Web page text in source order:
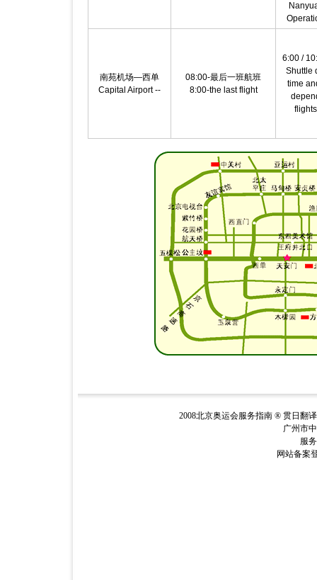
南苑机场—西单
Capital Airport --
08:00-最后一班航班
8:00-the last flight
6:00 /
Shuttle
time
2008北京奥运会服务指南 ® 贯日翻
广州市
服
网站备案